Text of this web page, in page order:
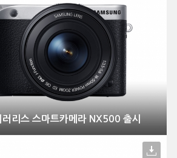
리스 스마트카메라 NX500 출시